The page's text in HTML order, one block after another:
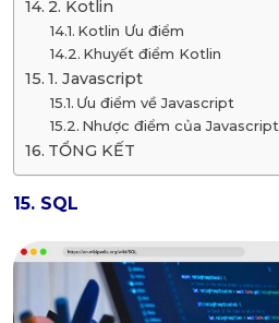
2. Kotlin
Kotlin Ưu điểm
Khuyết điểm Kotlin
1. Javascript
Ưu điểm về Javascript
Nhược điểm của Javascript
TỔNG KẾT
15. SQL